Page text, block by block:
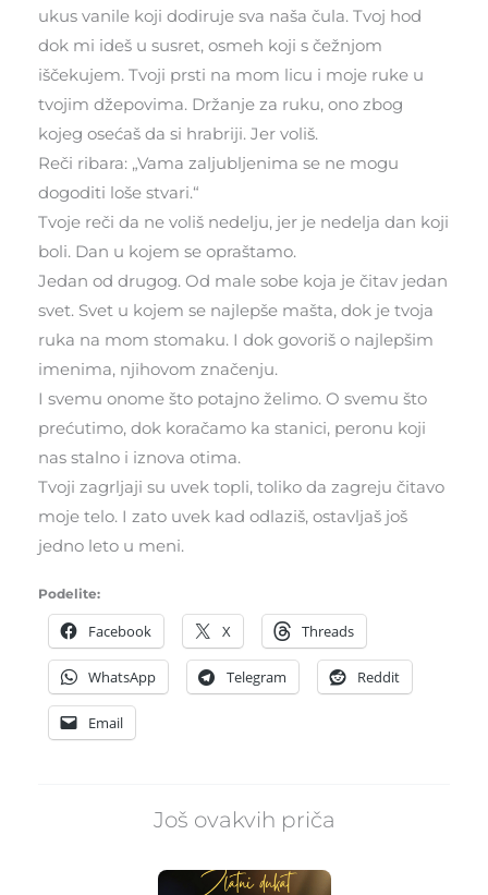
ukus vanile koji dodiruje sva naša čula. Tvoj hod
dok mi ideš u susret, osmeh koji s čežnjom
iščekujem. Tvoji prsti na mom licu i moje ruke u
tvojim džepovima. Držanje za ruku, ono zbog
kojeg osećaš da si hrabriji. Jer voliš.
Reči ribara: „Vama zaljubljenima se ne mogu
dogoditi loše stvari.“
Tvoje reči da ne voliš nedelju, jer je nedelja dan koji
boli. Dan u kojem se opraštamo.
Jedan od drugog. Od male sobe koja je čitav jedan
svet. Svet u kojem se najlepše mašta, dok je tvoja
ruka na mom stomaku. I dok govoriš o najlepšim
imenima, njihovom značenju.
I svemu onome što potajno želimo. O svemu što
prećutimo, dok koračamo ka stanici, peronu koji
nas stalno i iznova otima.
Tvoji zagrljaji su uvek topli, toliko da zagreju čitavo
moje telo. I zato uvek kad odlaziš, ostavljaš još
jedno leto u meni.
Podelite:
Facebook X Threads
WhatsApp Telegram Reddit
Email
Još ovakvih priča